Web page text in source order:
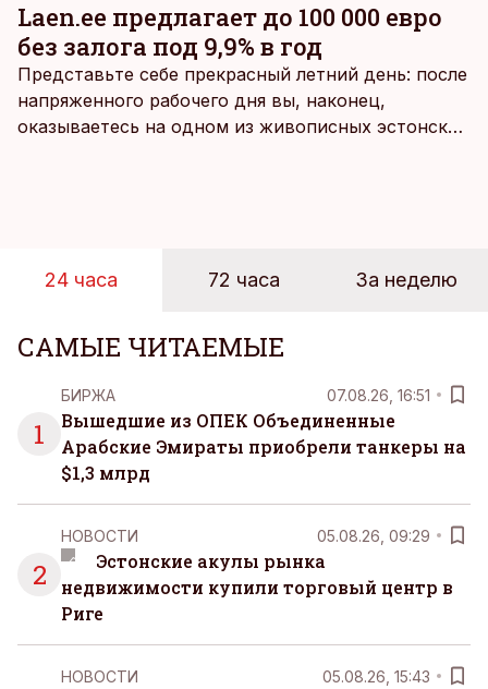
Laen.ee предлагает до 100 000 евро
без залога под 9,9% в год
Представьте себе прекрасный летний день: после
напряженного рабочего дня вы, наконец,
оказываетесь на одном из живописных эстонских
24 часа 72 часа За неделю
САМЫЕ ЧИТАЕМЫЕ
1
БИРЖА 07.08.26, 16:51
Вышедшие из ОПЕК Объединенные
Арабские Эмираты приобрели танкеры на
$1,3 млрд
2
НОВОСТИ 05.08.26, 09:29
Эстонские акулы рынка
недвижимости купили торговый центр в
Риге
НОВОСТИ 05.08.26, 15:43